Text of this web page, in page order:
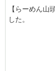
*成長するこ
*子育て経験の
【らーめん山
した。